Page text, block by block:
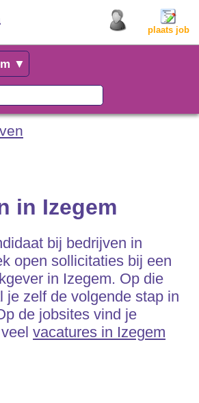
plaats job
in Izegem
bij bedrijven in
open sollicitaties bij een
in Izegem. Op die
je zelf de volgende stap in
de jobsites vind je
vacatures in Izegem